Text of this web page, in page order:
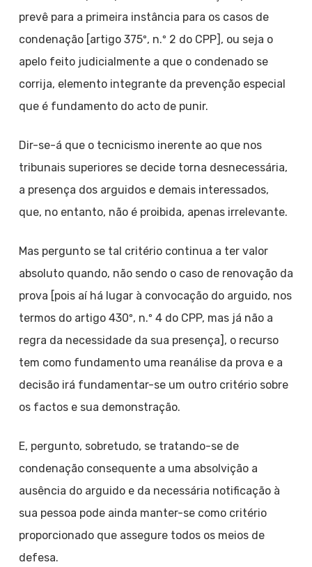
prevê para a primeira instância para os casos de
condenação [artigo 375º, n.º 2 do CPP], ou seja o
apelo feito judicialmente a que o condenado se
corrija, elemento integrante da prevenção especial
que é fundamento do acto de punir.
Dir-se-á que o tecnicismo inerente ao que nos
tribunais superiores se decide torna desnecessária,
a presença dos arguidos e demais interessados,
que, no entanto, não é proibida, apenas irrelevante.
Mas pergunto se tal critério continua a ter valor
absoluto quando, não sendo o caso de renovação da
prova [pois aí há lugar à convocação do arguido, nos
termos do artigo 430º, n.º 4 do CPP, mas já não a
regra da necessidade da sua presença], o recurso
tem como fundamento uma reanálise da prova e a
decisão irá fundamentar-se um outro critério sobre
os factos e sua demonstração.
E, pergunto, sobretudo, se tratando-se de
condenação consequente a uma absolvição a
ausência do arguido e da necessária notificação à
sua pessoa pode ainda manter-se como critério
proporcionado que assegure todos os meios de
defesa.